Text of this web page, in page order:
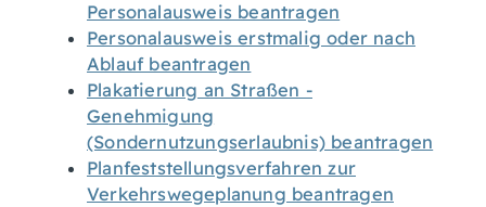
Personalausweis beantragen
Personalausweis erstmalig oder nach
Ablauf beantragen
Plakatierung an Straßen -
Genehmigung
(Sondernutzungserlaubnis) beantragen
Planfeststellungsverfahren zur
Verkehrswegeplanung beantragen